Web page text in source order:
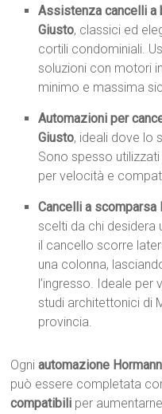
Assistenza cancelli a
Giusto, classici ed
cortili condominiali.
soluzioni con motori
minimo e massima
Automazioni per
Giusto, ideali dove lo
Sono spesso
per velocità e
Cancelli a scomparsa
scelti da chi desidera
il cancello scorre
una colonna,
l’ingresso. Ideale per
studi architettonici di
provincia.
Ogniautomazione Hormann
può essere completata
compatibili per